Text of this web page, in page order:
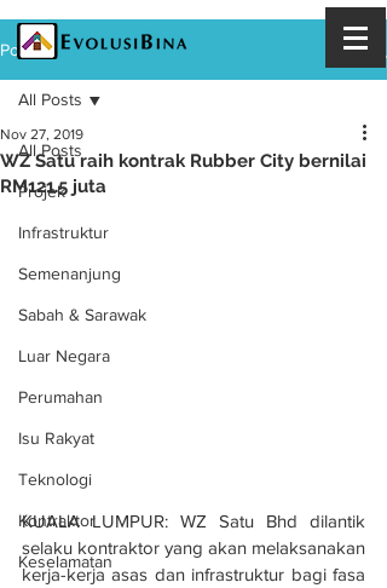
Post
All Posts
Projek
Infrastruktur
Semenanjung
Sabah & Sarawak
Luar Negara
Perumahan
Isu Rakyat
Teknologi
Kontraktor
Keselamatan
All Posts
WZ Satu raih kontrak Rubber City bernilai
RM121.5 juta
Nov 27, 2019
KUALA LUMPUR: WZ Satu Bhd dilantik
selaku kontraktor yang akan melaksanakan
kerja-kerja asas dan infrastruktur bagi fasa